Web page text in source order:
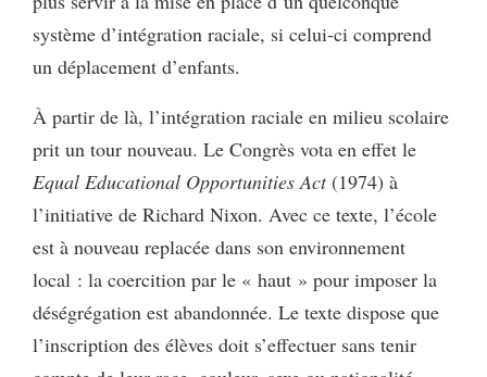
système d’intégration raciale, si celui-ci comprend
un déplacement d’enfants.
À partir de là, l’intégration raciale en milieu scolaire
prit un tour nouveau. Le Congrès vota en effet le
Equal Educational Opportunities Act(1974) à
l’initiative de Richard Nixon. Avec ce texte, l’école
est à nouveau replacée dans son environnement
local : la coercition par le « haut » pour imposer la
déségrégation est abandonnée. Le texte dispose que
l’inscription des élèves doit s’effectuer sans tenir